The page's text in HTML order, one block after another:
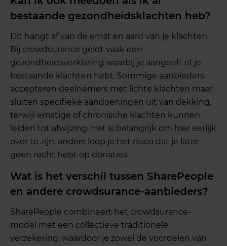
bestaande gezondheidsklachten heb?
Dit hangt af van de ernst en aard van je klachten.
Bij crowdsurance geldt vaak een
gezondheidsverklaring waarbij je aangeeft of je
bestaande klachten hebt. Sommige aanbieders
accepteren deelnemers met lichte klachten maar
sluiten specifieke aandoeningen uit van dekking,
terwijl ernstige of chronische klachten kunnen
leiden tot afwijzing. Het is belangrijk om hier eerlijk
over te zijn, anders loop je het risico dat je later
geen recht hebt op donaties.
Wat is het verschil tussen SharePeople
en andere crowdsurance-aanbieders?
SharePeople combineert het crowdsurance-
model met een collectieve traditionele
verzekering, waardoor je zowel de voordelen van